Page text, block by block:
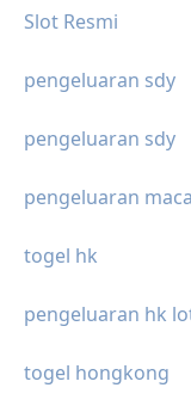
Slot Resmi
pengeluaran sdy
pengeluaran sdy
pengeluaran
togel hk
pengeluaran hk
togel hongkong